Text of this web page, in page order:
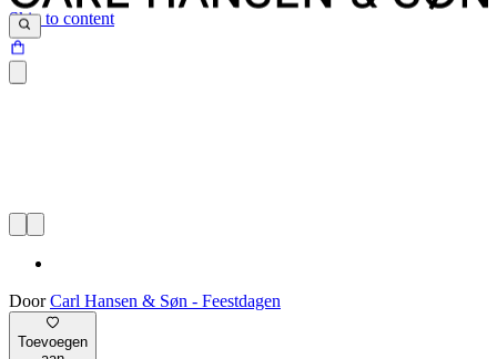
Skip to content
DoorCarl Hansen & Søn - Feestdagen
Toevoegen